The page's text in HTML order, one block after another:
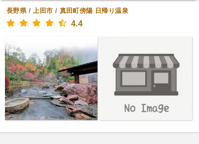
長野県/上田市 / 真田町傍陽 日帰り温泉
4.4